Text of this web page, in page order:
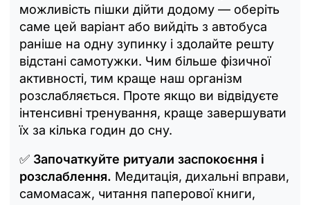
можливість пішки дійти додому — оберіть
саме цей варіант або вийдіть з автобуса
раніше на одну зупинку і здолайте решту
відстані самотужки. Чим більше фізичної
активності, тим краще наш організм
розслабляється. Проте якщо ви відвідуєте
інтенсивні тренування, краще завершувати
їх за кілька годин до сну.
✅ Започаткуйте ритуали заспокоєння і
розслаблення. Медитація, дихальні вправи,
самомасаж, читання паперової книги,